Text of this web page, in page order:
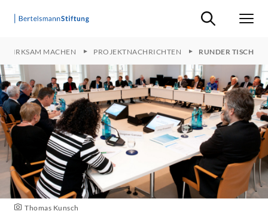
Suche ein-/
WIRKSAM MACHEN PROJEKTNACHRICHTEN RUNDER TISCH
Thomas Kunsch